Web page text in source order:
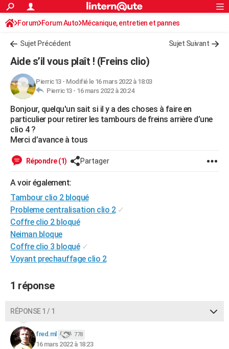
ACTUALITÉS
Politique
Société
Faits Divers
Education
Monde
Villes
+
FINANCE
Retraite
Impôts
Epargne
Immobilier
Risques naturels par ville
Banque
Assurance
Crédit
AUTO
Essais
Réserver un essai
Citadines
Berlines
SUV
Forum auto
+HIGH-TECH
Mobiles
Meilleur smartphone
Internet
Ordinateurs
Jeux vidéo
Guide high-tech
+BRICOLAGE
Forum
Aménagement intérieur
Extérieur
Cuisine
Salle de bains
Jardinage
Rangement
WEEK-END
LIFESTYLE
Art de vivre
Bien-être
Loisirs
Mode
Modes de vie
SANTE
Alimentation
Guide de la santé
Maladies
Médicaments
Sommeil
VOYAGE
Destinations
City break
Voyage nature
Voyage de noces
Forum
Climat
+PHOTO
GUIDES D'ACHAT
BONS PLANS
Dictionnaire
Biographies
Citations
Expressions
Proverbes
PROGRAMME TV
Rechercher
S'inscrire
Connexion
Forum Forum Auto Mécanique, entretien et pannes
Sujet Précédent Sujet Suivant
Aide s’il vous plaît ! (Freins clio)
Pierric13- Modifié le 16 mars 2022 à 18:03
Pierric13 - 16 mars 2022 à 20:24
Bonjour, quelqu'un sait si il y a des choses à faire en
particulier pour retirer les tambours de freins arrière d’une
clio 4 ?
Merci d’avance à tous
Répondre (1) Partager
A voir également:
Tambour clio 2 bloqué
Probleme centralisation clio 2 ✓
Coffre clio 2 bloqué
Neiman bloque
Coffre clio 3 bloqué ✓
Voyant prechauffage clio 2
1 réponse
RÉPONSE 1 / 1
fred.ml 778
16 mars 2022 à 18:23